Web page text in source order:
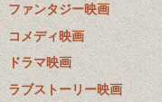
ファンタジー映画
コメディ映画
ドラマ映画
ラブストーリー映画